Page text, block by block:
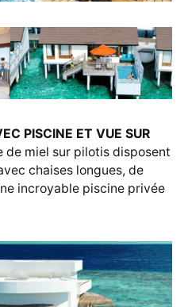
PISCINE ET VUE SUR
de miel sur pilotis disposent
chaises longues, de
incroyable piscine privée